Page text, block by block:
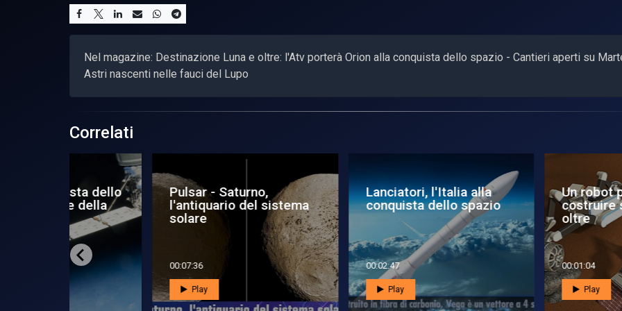
Nel magazine: Destinazione Luna e oltre: l'Atv porterà Orion alla conquista dello spazio - Cantieri aperti su
Astri nascenti nelle fauci del Lupo
Correlati
I droni dello
spazio
Pulsar - Dragon
conquista lo spazio e
torna a terra
00:06:30
Play
Pulsar - Web live:
Samantha alla
delle stelle